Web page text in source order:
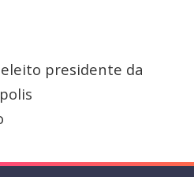
presidente da